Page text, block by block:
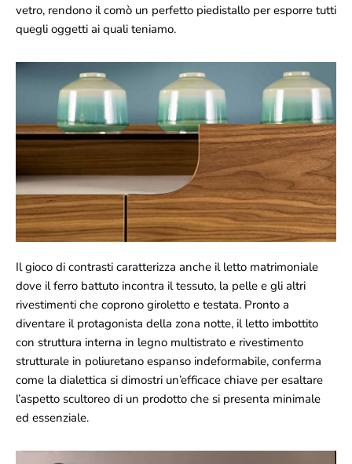
vetro, rendono il comò un perfetto piedistallo per esporre tutti
quegli oggetti ai quali teniamo.
Il gioco di contrasti caratterizza anche il letto matrimoniale
dove il ferro battuto incontra il tessuto, la pelle e gli altri
rivestimenti che coprono giroletto e testata. Pronto a
diventare il protagonista della zona notte, il letto imbottito
con struttura interna in legno multistrato e rivestimento
strutturale in poliuretano espanso indeformabile, conferma
come la dialettica si dimostri un’efficace chiave per esaltare
l’aspetto scultoreo di un prodotto che si presenta minimale
ed essenziale.